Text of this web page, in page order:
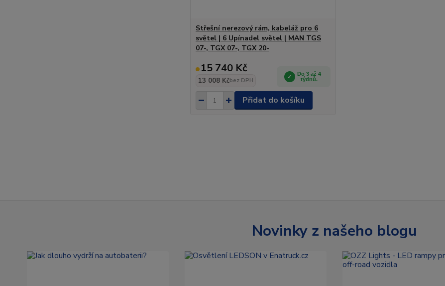
Střešní nerezový rám, kabeláž pro 6
světel | 6 Upínadel světel | MAN TGS
07-, TGX 07-, TGX 20-
15 740 Kč
13 008 Kčbez DPH
Do 3 až 4
týdnů.
Přidat do košíku
Novinky z našeho blogu